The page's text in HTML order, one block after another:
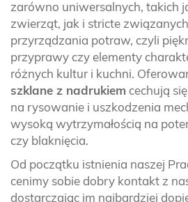
zarówno uniwersalnych, takich
zwierząt, jak i stricte
przyrządzania potraw, czyli
przyprawy czy elementy
różnych kultur i kuchni.
szklane z nadrukiem cechują
na rysowanie i uszkodzenia
wysoką wytrzymałością na
czy blaknięcia.
Od początku istnienia naszej
cenimy sobie dobry kontakt z
dostarczając im najbardziej